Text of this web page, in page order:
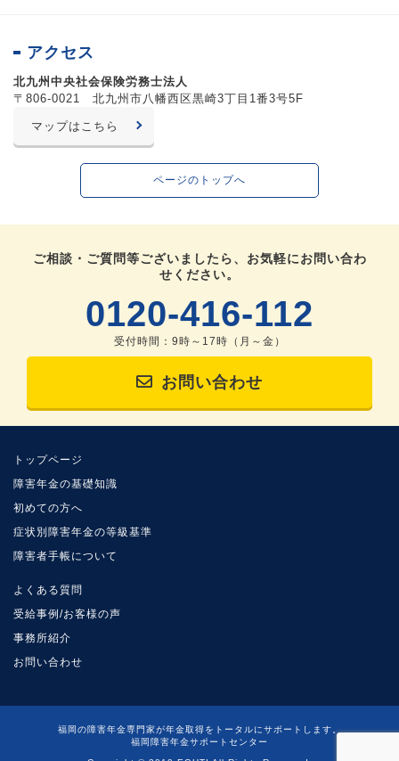
アクセス
北九州中央社会保険労務士法人
〒806-0021 北九州市八幡西区黒崎3丁目1番3号5F
マップはこちら
ページのトップへ
ご相談・ご質問等ございましたら、お気軽にお問い合わ
せください。
0120-416-112
受付時間：9時～17時（月～金）
お問い合わせ
トップページ
障害年金の基礎知識
初めての方へ
症状別障害年金の等級基準
障害者手帳について
よくある質問
受給事例/お客様の声
事務所紹介
お問い合わせ
福岡の障害年金専門家が年金取得をトータルにサポートします。
福岡障害年金サポートセンター